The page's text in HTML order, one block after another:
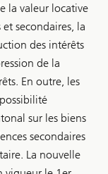
la valeur locative
secondaires, la
des intérêts
de la
En outre, les
sur les biens
secondaires
La nouvelle